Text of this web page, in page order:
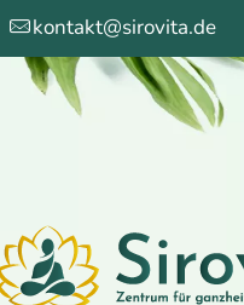
kontakt@sirovita.de